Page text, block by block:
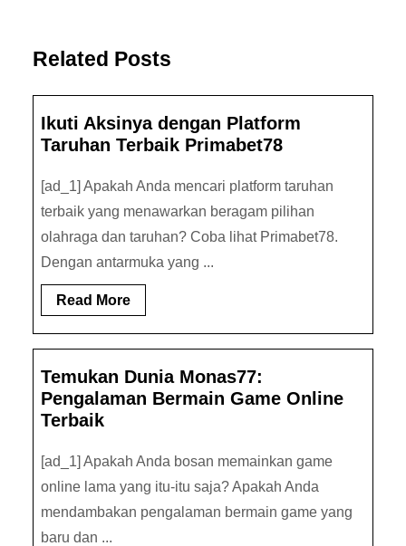
Related Posts
Ikuti Aksinya dengan Platform
Taruhan Terbaik Primabet78
[ad_1] Apakah Anda mencari platform taruhan
terbaik yang menawarkan beragam pilihan
olahraga dan taruhan? Coba lihat Primabet78.
Dengan antarmuka yang ...
Read MoreRead
More
Temukan Dunia Monas77:
Pengalaman Bermain Game Online
Terbaik
[ad_1] Apakah Anda bosan memainkan game
online lama yang itu-itu saja? Apakah Anda
mendambakan pengalaman bermain game yang
baru dan ...